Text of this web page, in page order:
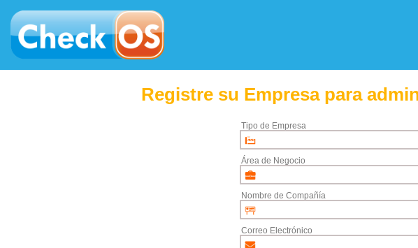
Registre su Empresa para
Tipo de Empresa
Área de Negocio
Nombre de Compañía
Correo Electrónico